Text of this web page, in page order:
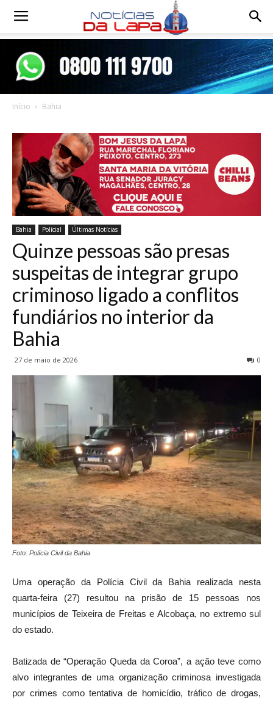
Notícias
Início Bahia
Bahia Polícial Últimas Notícias
Quinze pessoas são presas
suspeitas de integrar grupo
criminoso ligado a conflitos
fundiários no interior da
Bahia
27 de maio de 2026 0
Foto: Polícia Civil da Bahia
Uma operação da Polícia Civil da Bahia realizada nesta
quarta-feira (27) resultou na prisão de 15 pessoas nos
municípios de Teixeira de Freitas e Alcobaça, no extremo sul
do estado.
Batizada de “Operação Queda da Coroa”, a ação teve como
alvo integrantes de uma organização criminosa investigada
por crimes como tentativa de homicídio, tráfico de drogas,